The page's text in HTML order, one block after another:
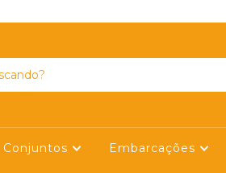
Conjuntos Embarcações